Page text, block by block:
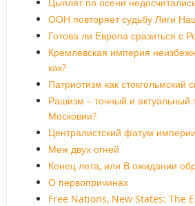
ООН повторяет судьбу Лиги
Готова ли Европа сразиться с
Кремлевская империя
как?
Патриотизм как стокгольмский
Рашизм – точный и актуальный
Московии?
Централистский фатум империи
Меж двух огней
Конец лета, или В ожидании
О первопричинах
Free Nations, New States: The